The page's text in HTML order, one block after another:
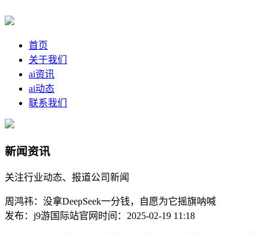
首页
关于我们
ai资讯
ai动态
联系我们
新闻资讯
关注行业动态、报道公司新闻
周鸿祎：没拿DeepSeek一分钱，自愿为它摇旗呐喊
发布：j9游国际站官网 时间：2025-02-19 11:18